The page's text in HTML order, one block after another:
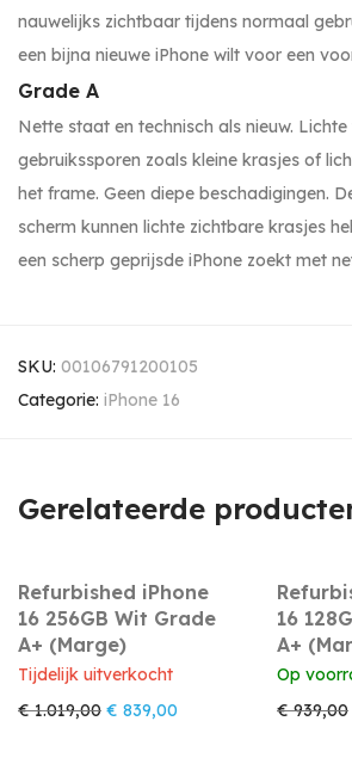
nauwelijks zichtbaar tijdens normaal
een bijna nieuwe iPhone wilt voor een
Grade A
Nette staat en technisch als nieuw.
gebruikssporen zoals kleine krasjes of
het frame. Geen diepe beschadigingen.
scherm kunnen lichte zichtbare krasjes
een scherp geprijsde iPhone zoekt met
SKU: 00106791200105
Categorie: iPhone 16
Gerelateerde
Refurbished iPhone
16 256GB Wit Grade
A+ (Marge)
Tijdelijk uitverkocht
€1.019,00 Oorspronkelijke prijs was: €
€ 839,00 Huidige prijs is: €
16
A+
Op
€939,00